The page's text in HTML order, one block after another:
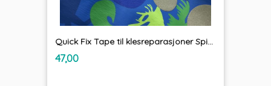
Quick Fix Tape til klesreparasjoner Spinnakertape
Pris
47,00mva.